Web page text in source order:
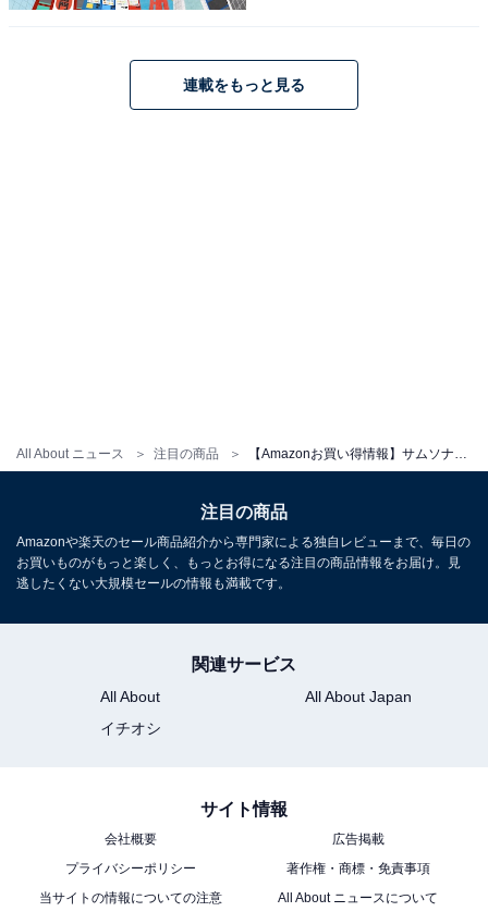
All About ニュース 注目の商品
[サムソナイト] スーツケース キャリーケースVOLANT ヴ
ォラント スピナー55 機内持込可 容量拡張機能 機内持ち
[サムソナイト] バックパック リュック ライトジオ ライト
バックパック14 LITE-GEO バックパック PC収納可 大容
量 軽量 0.45kg 約16L ビジネス 通勤 通学 ブラック
サムソナイト「FLYZ-LITE 2」
連載をもっと見る
注目の商品
Amazonや楽天のセール商品紹介から専門家による独自レビューまで、毎日の
お買いものがもっと楽しく、もっとお得になる注目の商品情報をお届け。見
逃したくない大規模セールの情報も満載です。
関連サービス
All About
All About Japan
イチオシ
サイト情報
会社概要
広告掲載
プライバシーポリシー
著作権・商標・免責事項
当サイトの情報についての注意
All About ニュースについて